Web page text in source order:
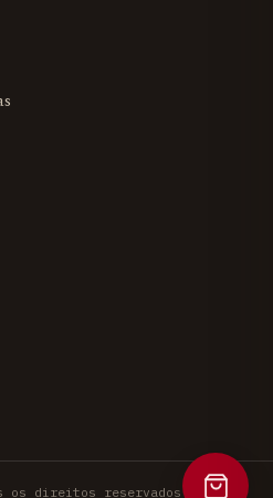
os direitos reservados.